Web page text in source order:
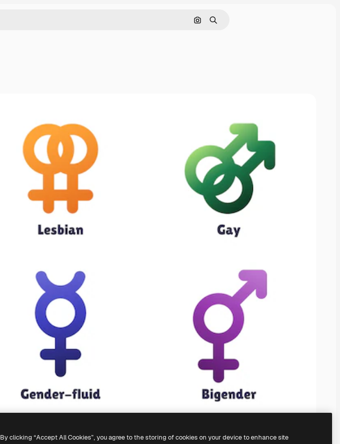
Pesquisar por imagem
Buscar
By clicking “Accept All Cookies”, you agree to the storing of cookies on your device to enhance site